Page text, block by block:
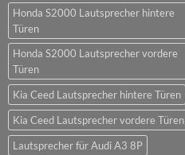
Honda S2000 Lautsprecher hintere
Türen
Honda S2000 Lautsprecher vordere
Türen
Kia Ceed Lautsprecher hintere Türen
Kia Ceed Lautsprecher vordere Türen
Lautsprecher für Audi A3 8P